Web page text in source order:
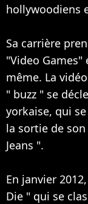
hollywoodiens
Sa carrière
"Video
même. La
" buzz " se
yorkaise, qui
la sortie de
Jeans ".
En janvier
Die " qui se